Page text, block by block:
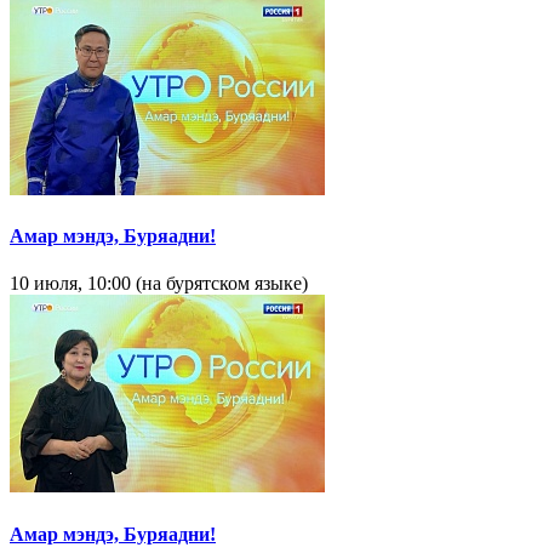
Амар мэндэ, Буряадни!
10 июля, 10:00 (на бурятском языке)
Амар мэндэ, Буряадни!